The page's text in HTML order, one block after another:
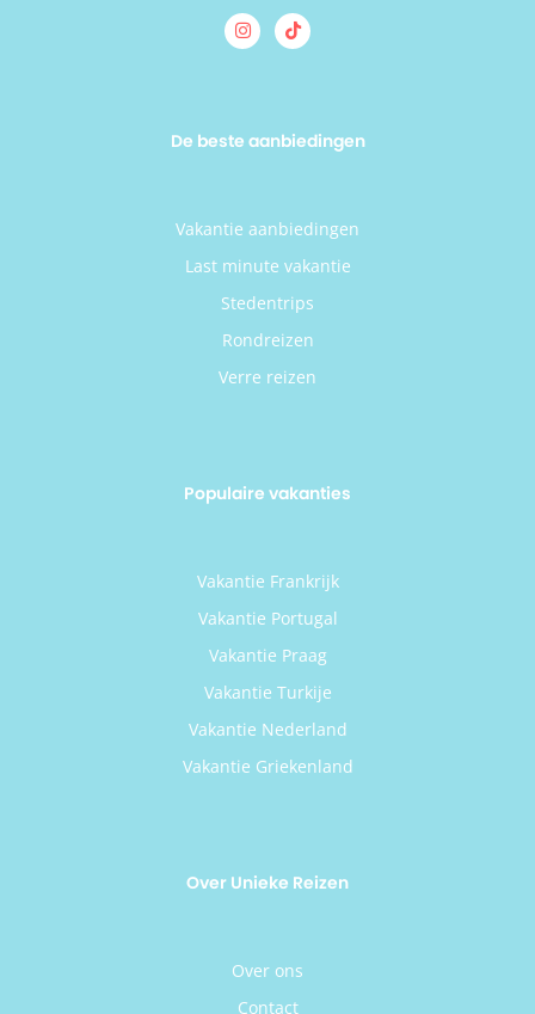
De beste aanbiedingen
Vakantie aanbiedingen
Last minute vakantie
Stedentrips
Rondreizen
Verre reizen
Populaire vakanties
Vakantie Frankrijk
Vakantie Portugal
Vakantie Praag
Vakantie Turkije
Vakantie Nederland
Vakantie Griekenland
Over Unieke Reizen
Over ons
Contact